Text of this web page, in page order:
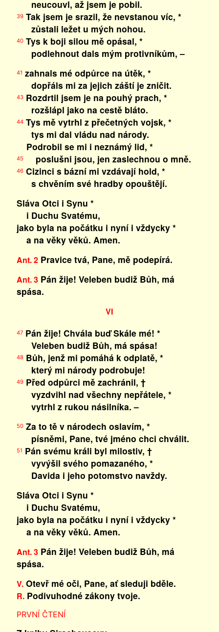
neucouvl, až jsem je pobil.
39Tak jsem je srazil, že nevstanou víc, *
zůstali ležet u mých nohou.
40Tys k boji silou mě opásal, *
podlehnout dals mým protivníkům, –
41 zahnals mé odpůrce na útěk, *
dopřáls mi za jejich záští je zničit.
43Rozdrtil jsem je na pouhý prach, *
rozšlápl jako na cestě bláto.
44Tys mě vytrhl z přečetných vojsk, *
tys mi dal vládu nad národy.
Podrobil se mi i neznámý lid, *
45 poslušni jsou, jen zaslechnou o mně.
46Cizinci s bázní mi vzdávají hold, *
s chvěním své hradby opouštějí.
Sláva Otci i Synu *
i Duchu Svatému,
jako byla na počátku i nyní i vždycky *
a na věky věků. Amen.
Ant. 2Pravice tvá, Pane, mě podepírá.
Ant. 3Pán žije! Veleben budiž Bůh, má
spása.
VI
47Pán žije! Chvála buď Skále mé! *
Veleben budiž Bůh, má spása!
48 Bůh, jenž mi pomáhá k odplatě, *
který mi národy podrobuje!
49Před odpůrci mě zachránil, †
vyzdvihl nad všechny nepřátele, *
vytrhl z rukou násilníka. –
50Za to tě v národech oslavím, *
písněmi, Pane, tvé jméno chci chválit.
51 Pán svému králi byl milostiv, †
vyvýšil svého pomazaného, *
Davida i jeho potomstvo navždy.
Sláva Otci i Synu *
i Duchu Svatému,
jako byla na počátku i nyní i vždycky *
a na věky věků. Amen.
Ant. 3Pán žije! Veleben budiž Bůh, má
spása.
V.Otevř mé oči, Pane, ať sleduji bděle.
R.Podivuhodné zákony tvoje.
PRVNÍ ČTENÍ